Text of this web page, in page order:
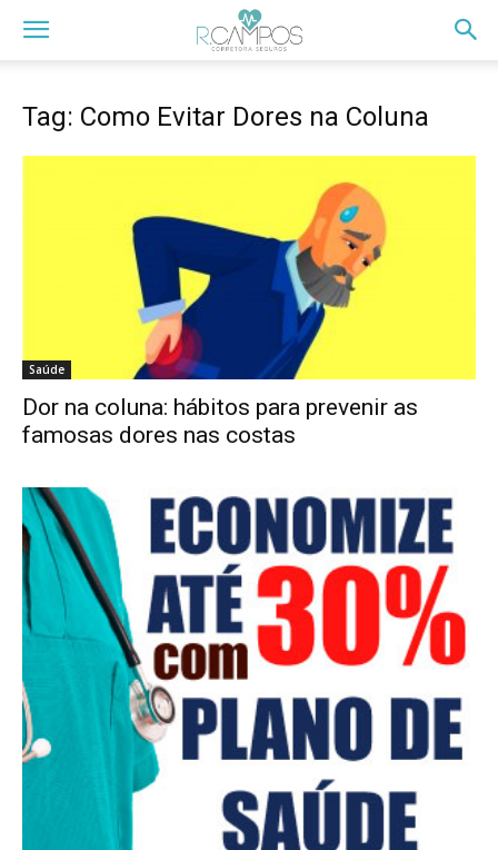
Tag: Como Evitar Dores na Coluna
Saúde
Dor na coluna: hábitos para prevenir as
famosas dores nas costas